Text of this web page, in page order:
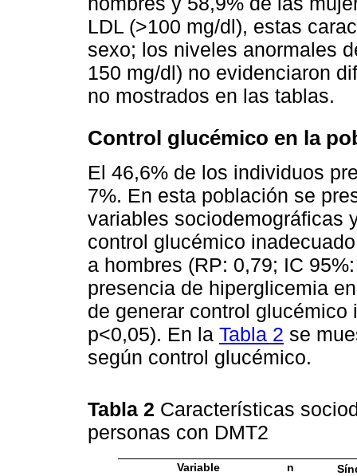
LDL (>100 mg/dl), estas
sexo; los niveles anormales
150 mg/dl) no evidenciaron
no mostrados en las tablas.
Control glucémico en la
El 46,6% de los individuos
7%. En esta población se
variables sociodemográficas
control glucémico
a hombres (RP: 0,79; IC
presencia de hiperglicemia
de generar control
p<0,05). En la Tabla 2 se
según control glucémico.
Tabla 2 Características
personas con DMT2
Variable n